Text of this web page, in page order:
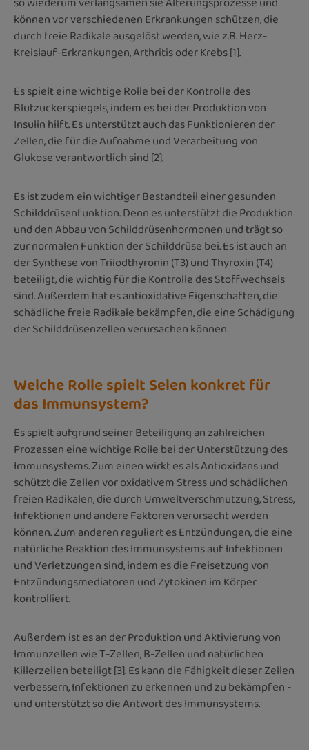
können vor verschiedenen Erkrankungen schützen, die
durch freie Radikale ausgelöst werden, wie z.B. Herz-
Kreislauf-Erkrankungen, Arthritis oder Krebs [1].
Es spielt eine wichtige Rolle bei der Kontrolle des
Blutzuckerspiegels, indem es bei der Produktion von
Insulin hilft. Es unterstützt auch das Funktionieren der
Zellen, die für die Aufnahme und Verarbeitung von
Glukose verantwortlich sind [2].
Es ist zudem ein wichtiger Bestandteil einer gesunden
Schilddrüsenfunktion. Denn es unterstützt die Produktion
und den Abbau von Schilddrüsenhormonen und trägt so
zur normalen Funktion der Schilddrüse bei. Es ist auch an
der Synthese von Triiodthyronin (T3) und Thyroxin (T4)
beteiligt, die wichtig für die Kontrolle des Stoffwechsels
sind. Außerdem hat es antioxidative Eigenschaften, die
schädliche freie Radikale bekämpfen, die eine Schädigung
der Schilddrüsenzellen verursachen können.
Welche Rolle spielt Selen konkret für
das Immunsystem?
Es spielt aufgrund seiner Beteiligung an zahlreichen
Prozessen eine wichtige Rolle bei der Unterstützung des
Immunsystems. Zum einen wirkt es als Antioxidans und
schützt die Zellen vor oxidativem Stress und schädlichen
freien Radikalen, die durch Umweltverschmutzung, Stress,
Infektionen und andere Faktoren verursacht werden
können. Zum anderen reguliert es Entzündungen, die eine
natürliche Reaktion des Immunsystems auf Infektionen
und Verletzungen sind, indem es die Freisetzung von
Entzündungsmediatoren und Zytokinen im Körper
kontrolliert.
Außerdem ist es an der Produktion und Aktivierung von
Immunzellen wie T-Zellen, B-Zellen und natürlichen
Killerzellen beteiligt [3]. Es kann die Fähigkeit dieser Zellen
verbessern, Infektionen zu erkennen und zu bekämpfen -
und unterstützt so die Antwort des Immunsystems.